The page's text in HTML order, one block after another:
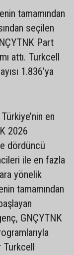
tamamından
seçilen
Part
attı. Turkcell
1.836’ya
en
2026
dördüncü
ile en fazla
yönelik
tamamından
GNÇYTNK
Turkcell